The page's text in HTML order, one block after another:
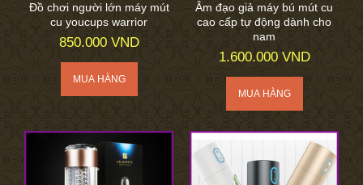
Đồ chơi người lớn máy mút
cu youcups warrior
850.000 VND
Âm đạo giả máy bú mút cu
cao cấp tự động dành cho
nam
1.600.000 VND